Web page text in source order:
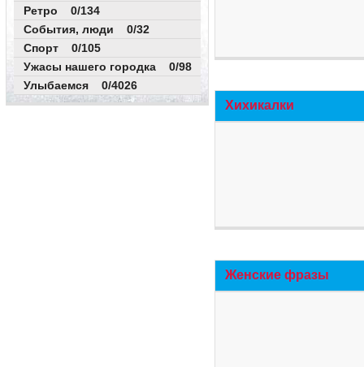
Ретро 0/134
События, люди 0/32
Спорт 0/105
Ужасы нашего городка 0/98
Улыбаемся 0/4026
Хихикалки
Женские фразы